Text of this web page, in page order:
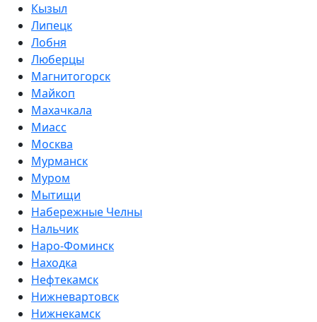
Кызыл
Липецк
Лобня
Люберцы
Магнитогорск
Майкоп
Махачкала
Миасс
Москва
Мурманск
Муром
Мытищи
Набережные Челны
Нальчик
Наро-Фоминск
Находка
Нефтекамск
Нижневартовск
Нижнекамск